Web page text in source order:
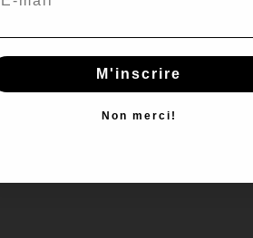
M'inscrire
Non merci!